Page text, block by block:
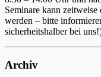
Seminare kann
werden – bitte
sicherheitshalber bei
Archiv